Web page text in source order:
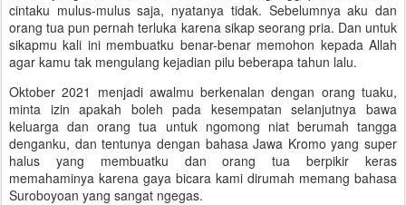
cintaku mulus-mulus saja, nyatanya tidak. Sebelumnya aku dan
orang tua pun pernah terluka karena sikap seorang pria. Dan untuk
sikapmu kali ini membuatku benar-benar memohon kepada Allah
agar kamu tak mengulang kejadian pilu beberapa tahun lalu.
Oktober 2021 menjadi awalmu berkenalan dengan orang tuaku,
minta izin apakah boleh pada kesempatan selanjutnya bawa
keluarga dan orang tua untuk ngomong niat berumah tangga
denganku, dan tentunya dengan bahasa Jawa Kromo yang super
halus yang membuatku dan orang tua berpikir keras
memahaminya karena gaya bicara kami dirumah memang bahasa
Suroboyoan yang sangat ngegas.